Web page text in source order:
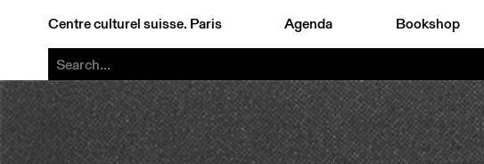
Centre culturel suisse. Paris Agenda Bookshop